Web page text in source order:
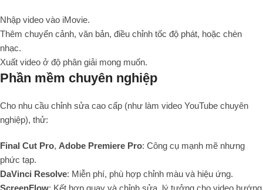
Nhập video vào iMovie.
Thêm chuyển cảnh, văn bản, điều chỉnh tốc độ phát, hoặc chèn
nhạc.
Xuất video ở độ phân giải mong muốn.
Phần mềm chuyên nghiệp
Cho nhu cầu chỉnh sửa cao cấp (như làm video YouTube chuyên
nghiệp), thử:
Final Cut Pro, Adobe Premiere Pro: Công cụ mạnh mẽ nhưng
phức tạp.
DaVinci Resolve: Miễn phí, phù hợp chỉnh màu và hiệu ứng.